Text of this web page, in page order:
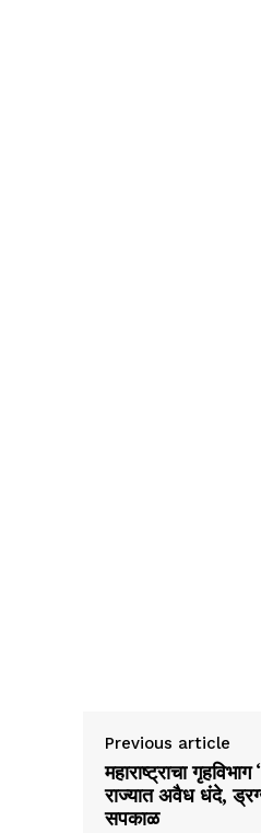
Previous article
महाराष्ट्राचा
राज्यात अवैध धंदे,
सपकाळ